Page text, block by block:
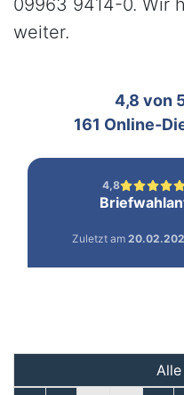
weiter.
Filter und Suche